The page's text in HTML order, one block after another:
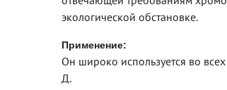
экологической обстановке.
Применение:
Он широко используется во
Д.